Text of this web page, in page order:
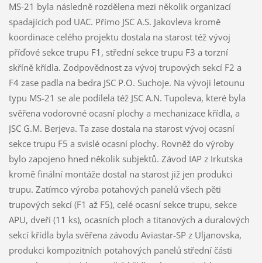
MS-21 byla následně rozdělena mezi několik organizací
spadajících pod UAC. Přímo JSC A.S. Jakovleva kromě
koordinace celého projektu dostala na starost též vývoj
příďové sekce trupu F1, střední sekce trupu F3 a torzní
skříně křídla. Zodpovědnost za vývoj trupových sekcí F2 a
F4 zase padla na bedra JSC P.O. Suchoje. Na vývoji letounu
typu MS-21 se ale podílela též JSC A.N. Tupoleva, které byla
svěřena vodorovné ocasní plochy a mechanizace křídla, a
JSC G.M. Berjeva. Ta zase dostala na starost vývoj ocasní
sekce trupu F5 a svislé ocasní plochy. Rovněž do výroby
bylo zapojeno hned několik subjektů. Závod IAP z Irkutska
kromě finální montáže dostal na starost již jen produkci
trupu. Zatímco výroba potahových panelů všech pěti
trupových sekcí (F1 až F5), celé ocasní sekce trupu, sekce
APU, dveří (11 ks), ocasních ploch a titanových a duralových
sekcí křídla byla svěřena závodu Aviastar-SP z Uljanovska,
produkci kompozitních potahových panelů střední části